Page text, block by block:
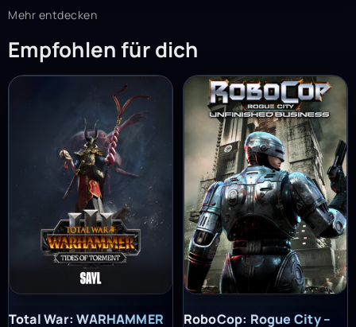
Mehr entdecken
Empfohlen für dich
Total War: WARHAMMER III – Sayl – Tides of Torment (PC) –
Total War: WARHAMMER
RoboCop: Rogue City –
RoboCop: Rogue City –